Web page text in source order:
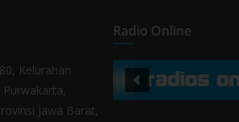
Kelurahan
Jawa Barat,
Radio Online